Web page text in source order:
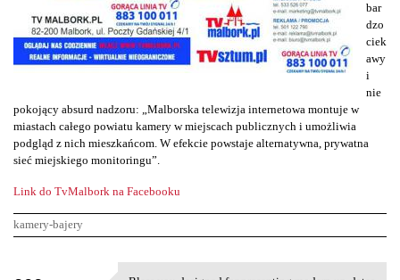
bar
dzo
ciek
awy
i
nie
pokojący absurd nadzoru: „Malborska telewizja internetowa montuje w
miastach całego powiatu kamery w miejscach publicznych i umożliwia
podgląd z nich mieszkańcom. W efekcie powstaje alternatywna, prywatna
sieć miejskiego monitoringu”.
Link do TvMalbork na Facebooku
kamery-bajery
K